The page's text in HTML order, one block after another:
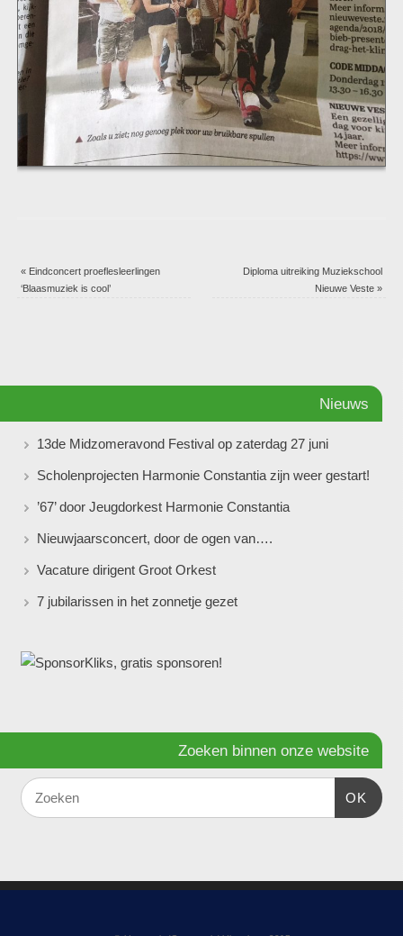
«Eindconcert proeflesleerlingen
‘Blaasmuziek is cool’
Diploma uitreiking Muziekschool
Nieuwe Veste»
Nieuws
13de Midzomeravond Festival op zaterdag 27 juni
Scholenprojecten Harmonie Constantia zijn weer gestart!
’67’ door Jeugdorkest Harmonie Constantia
Nieuwjaarsconcert, door de ogen van….
Vacature dirigent Groot Orkest
7 jubilarissen in het zonnetje gezet
Zoeken binnen onze website
OK